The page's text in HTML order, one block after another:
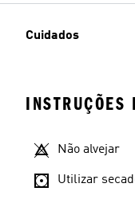
Cuidados
INSTRUÇÕES
Não alvejar
Utilizar